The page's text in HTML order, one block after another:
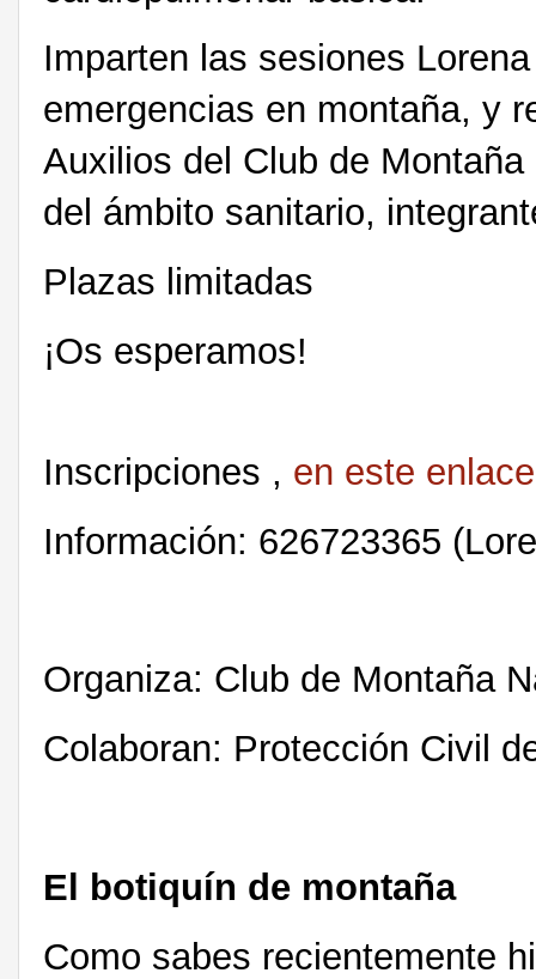
Imparten las sesiones
emergencias en montaña, y
Auxilios del Club de
del ámbito sanitario,
Plazas limitadas
¡Os esperamos!
Inscripciones , en este enlace
Información: 626723365
Organiza: Club de Montaña
Colaboran: Protección Civil
El botiquín de montaña
Como sabes recientemente